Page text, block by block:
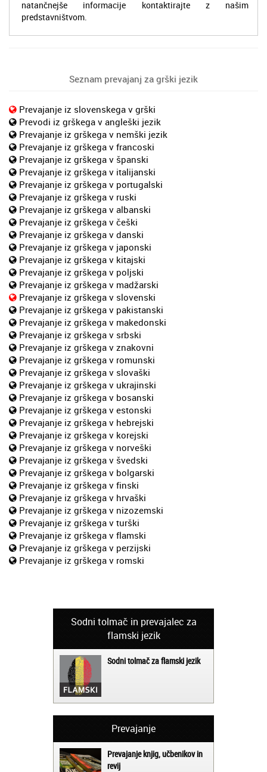
natančnejše informacije kontaktirajte z našim
predstavništvom.
Seznam prevajanj za grški jezik
Prevajanje iz slovenskega v grški
Prevodi iz grškega v angleški jezik
Prevajanje iz grškega v nemški jezik
Prevajanje iz grškega v francoski
Prevajanje iz grškega v španski
Prevajanje iz grškega v italijanski
Prevajanje iz grškega v portugalski
Prevajanje iz grškega v ruski
Prevajanje iz grškega v albanski
Prevajanje iz grškega v češki
Prevajanje iz grškega v danski
Prevajanje iz grškega v japonski
Prevajanje iz grškega v kitajski
Prevajanje iz grškega v poljski
Prevajanje iz grškega v madžarski
Prevajanje iz grškega v slovenski
Prevajanje iz grškega v pakistanski
Prevajanje iz grškega v makedonski
Prevajanje iz grškega v srbski
Prevajanje iz grškega v znakovni
Prevajanje iz grškega v romunski
Prevajanje iz grškega v slovaški
Prevajanje iz grškega v ukrajinski
Prevajanje iz grškega v bosanski
Prevajanje iz grškega v estonski
Prevajanje iz grškega v hebrejski
Prevajanje iz grškega v korejski
Prevajanje iz grškega v norveški
Prevajanje iz grškega v švedski
Prevajanje iz grškega v bolgarski
Prevajanje iz grškega v finski
Prevajanje iz grškega v hrvaški
Prevajanje iz grškega v nizozemski
Prevajanje iz grškega v turški
Prevajanje iz grškega v flamski
Prevajanje iz grškega v perzijski
Prevajanje iz grškega v romski
Sodni tolmač in prevajalec za
flamski jezik
Sodni tolmač za flamski jezik
Prevajanje
Prevajanje knjig, učbenikov in
revij